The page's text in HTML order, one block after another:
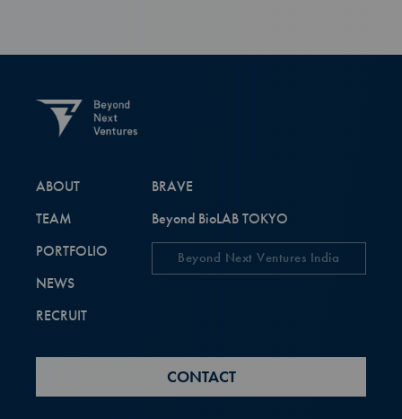
ABOUT
TEAM
PORTFOLIO
NEWS
RECRUIT
BRAVE
Beyond BioLAB TOKYO
Beyond Next Ventures India
CONTACT